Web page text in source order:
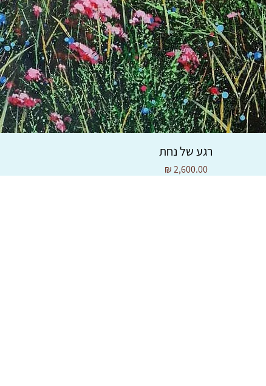
רגע של נחת
מחיר‏2,600.00 ‏₪